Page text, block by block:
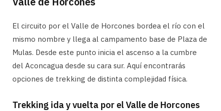
El circuito por el Valle de Horcones bordea el río con el
mismo nombre y llega al campamento base de Plaza de
Mulas. Desde este punto inicia el ascenso a la cumbre
del Aconcagua desde su cara sur. Aquí encontrarás
opciones de trekking de distinta complejidad física.
Trekking ida y vuelta por el Valle de Horcones